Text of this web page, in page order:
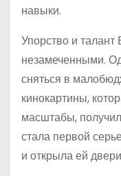
навыки.
Упорство и
незамеченными.
сняться в
кинокартины,
масштабы,
стала первой
и открыла ей